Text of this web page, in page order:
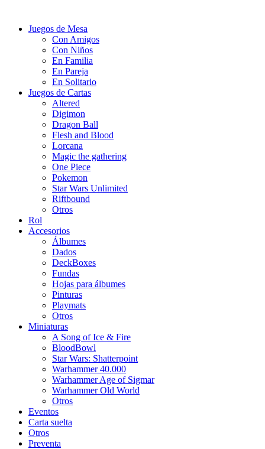
Juegos de Mesa
Con Amigos
Con Niños
En Familia
En Pareja
En Solitario
Juegos de Cartas
Altered
Digimon
Dragon Ball
Flesh and Blood
Lorcana
Magic the gathering
One Piece
Pokemon
Star Wars Unlimited
Riftbound
Otros
Rol
Accesorios
Álbumes
Dados
DeckBoxes
Fundas
Hojas para álbumes
Pinturas
Playmats
Otros
Miniaturas
A Song of Ice & Fire
BloodBowl
Star Wars: Shatterpoint
Warhammer 40.000
Warhammer Age of Sigmar
Warhammer Old World
Otros
Eventos
Carta suelta
Otros
Preventa